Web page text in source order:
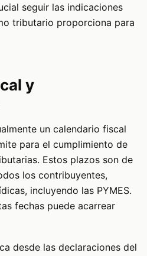
seguir las indicaciones
tributario proporciona para
y
un calendario fiscal
para el cumplimiento de
Estos plazos son de
los contribuyentes,
incluyendo las PYMES.
fechas puede acarrear
desde las declaraciones del